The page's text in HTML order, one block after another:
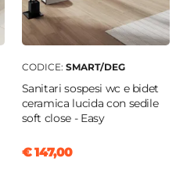
CODICE: SMART/DEG
Sanitari sospesi wc e bidet
ceramica lucida con sedile
soft close - Easy
€ 147,00